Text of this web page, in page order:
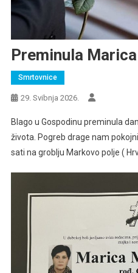
Preminula
Smrtovnice
29. Svibnja 2026.
Blago u Gospodinu preminula
života. Pogreb drage nam
sati na groblju Markovo polje (